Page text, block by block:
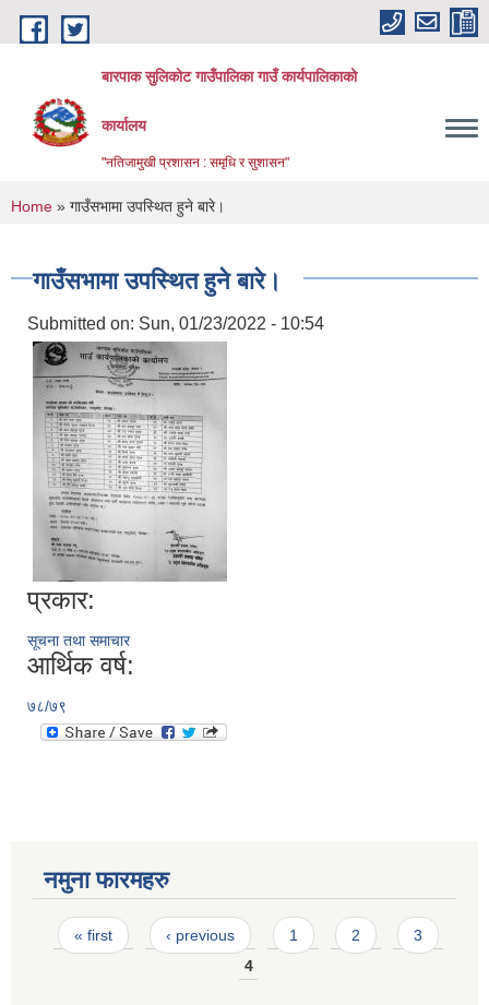
Skip to main content
बारपाक सुलिकोट गाउँपालिका गाउँ कार्यपालिकाको
कार्यालय
"नतिजामुखी प्रशासन : समृधि र सुशासन"
You are here
Home » गाउँसभामा उपस्थित हुने बारे।
गाउँसभामा उपस्थित हुने बारे।
Submitted on: Sun, 01/23/2022 - 10:54
प्रकार:
सूचना तथा समाचार
आर्थिक वर्ष:
७८/७९
नमुना फारमहरु
Pages
« first ‹ previous 1 2
3
4